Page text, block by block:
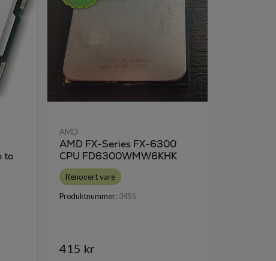
to
AMD
AMD FX-Series FX-6300
CPU FD6300WMW6KHK
Renovert vare
Produktnummer: 3455
415 kr